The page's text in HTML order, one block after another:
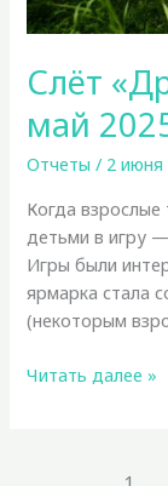
Слёт
май
Отчеты / 2
Когда
детьми в игру
Игры были
ярмарка стала
(некоторым
Слёт
Читать далее »